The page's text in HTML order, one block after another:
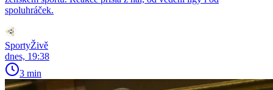
spoluhráček.
SportyŽivě
dnes, 19:38
3 min